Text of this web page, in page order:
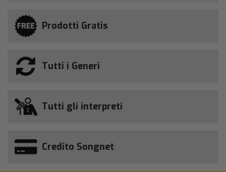
Prodotti Gratis
Tutti i Generi
Tutti gli interpreti
Credito Songnet